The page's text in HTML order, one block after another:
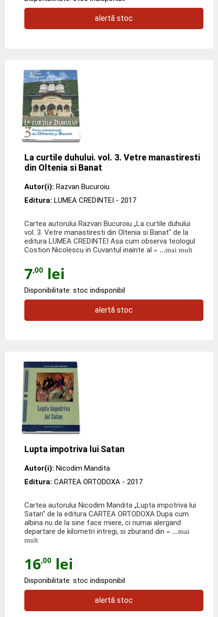
alertă stoc
La curtile duhului. vol. 3. Vetre manastiresti
din Oltenia si Banat
Autor(i): Razvan Bucuroiu
Editura: LUMEA CREDINTEI - 2017
Cartea autorului Razvan Bucuroiu „La curtile duhului.
vol. 3. Vetre manastiresti din Oltenia si Banat" de la
editura LUMEA CREDINTEI Asa cum observa teologul
Costion Nicolescu in Cuvantul inainte al » ...mai mult
7,00 lei
Disponibilitate: stoc indisponibil
alertă stoc
Lupta impotriva lui Satan
Autor(i): Nicodim Mandita
Editura: CARTEA ORTODOXA - 2017
Cartea autorului Nicodim Mandita „Lupta impotriva lui
Satan" de la editura CARTEA ORTODOXA Dupa cum
albina nu de la sine face miere, ci numai alergand
departare de kilometri intregi, si zburand din » ...mai
mult
16,00 lei
Disponibilitate: stoc indisponibil
alertă stoc